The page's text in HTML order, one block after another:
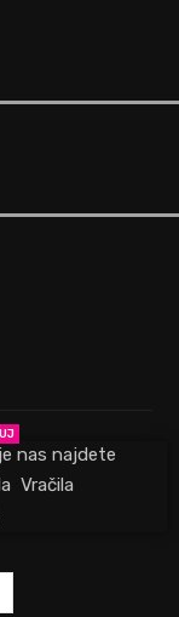
nas najdete
Vračila